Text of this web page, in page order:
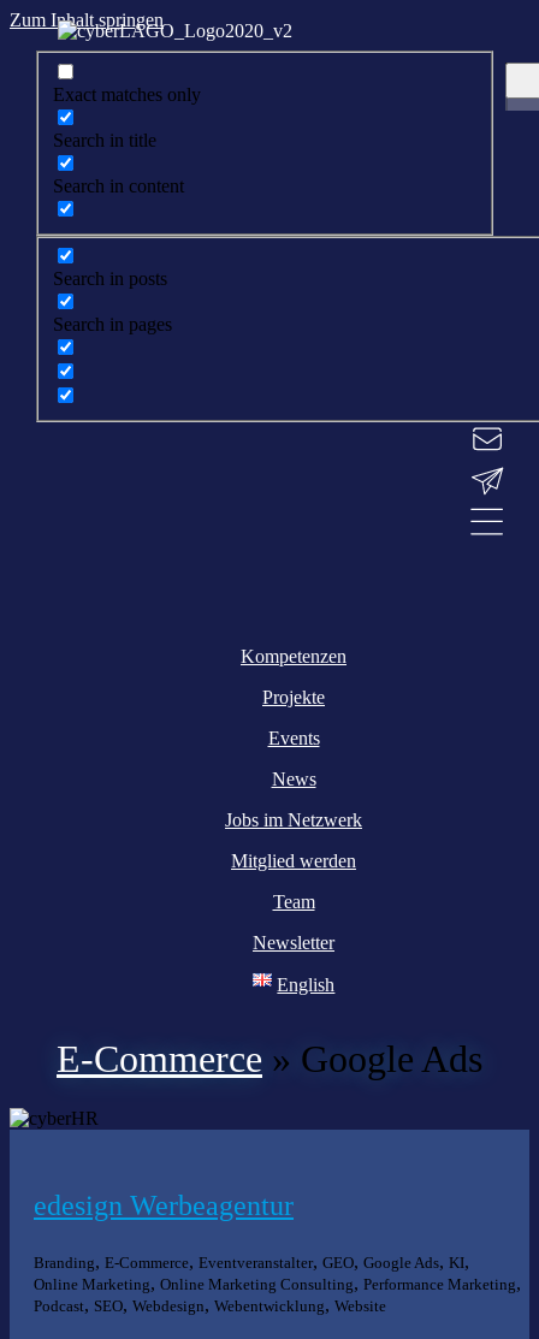
Zum Inhalt springen
Exact matches only
Search in title
Search in content
Search in posts
Search in pages
Kompetenzen
Projekte
Events
News
Jobs im Netzwerk
Mitglied werden
Team
Newsletter
English
E-Commerce » Google Ads
edesign Werbeagentur
Branding, E-Commerce, Eventveranstalter, GEO, Google Ads, KI,
Online Marketing, Online Marketing Consulting, Performance Marketing,
Podcast, SEO, Webdesign, Webentwicklung, Website